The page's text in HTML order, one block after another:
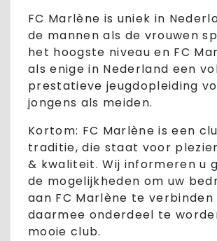
FC Marlène is uniek in
de mannen als de vrouwen
het hoogste niveau en FC
als enige in Nederland een
prestatieve jeugdopleiding
jongens als meiden.
Kortom: FC Marlène is een
traditie, die staat voor
& kwaliteit. Wij informeren u
de mogelijkheden om uw
aan FC Marlène te verbinden
daarmee onderdeel te
mooie club.